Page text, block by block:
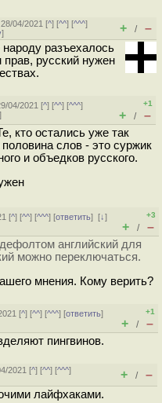
04/2021 [^] [^^] [^^^]
] + / –
разъехалось
русский нужен
04/2021 [^] [^^] [^^^]
]
+1
+ / –
кто остались уже так
половина слов - это суржик
и объедков русского.
[^] [^^] [^^^] [ответить][↓]
+3
+ / –
английский для
можно переключаться.
мнения. Кому верить?
[^] [^^] [^^^] [ответить]
+1
+ / –
пингвинов.
2021 [^] [^^] [^^^]
+ / –
лайфхаками.